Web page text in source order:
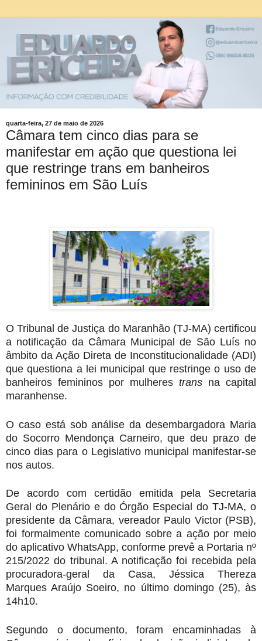
quarta-feira, 27 de maio de 2026
Câmara tem cinco dias para se
manifestar em ação que questiona lei
que restringe trans em banheiros
femininos em São Luís
O Tribunal de Justiça do Maranhão (TJ-MA) certificou
a notificação da Câmara Municipal de São Luís no
âmbito da Ação Direta de Inconstitucionalidade (ADI)
que questiona a lei municipal que restringe o uso de
banheiros femininos por mulheres trans na capital
maranhense.
O caso está sob análise da desembargadora Maria
do Socorro Mendonça Carneiro, que deu prazo de
cinco dias para o Legislativo municipal manifestar-se
nos autos.
De acordo com certidão emitida pela Secretaria
Geral do Plenário e do Órgão Especial do TJ-MA, o
presidente da Câmara, vereador Paulo Victor (PSB),
foi formalmente comunicado sobre a ação por meio
do aplicativo WhatsApp, conforme prevê a Portaria nº
215/2022 do tribunal. A notificação foi recebida pela
procuradora-geral da Casa, Jéssica Thereza
Marques Araújo Soeiro, no último domingo (25), às
14h10.
Segundo o documento, foram encaminhadas à